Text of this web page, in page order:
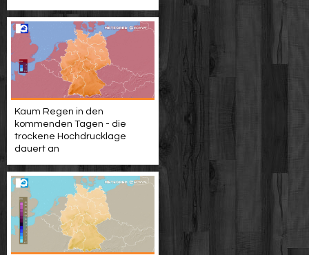
Kaum Regen in den
kommenden Tagen - die
trockene Hochdrucklage
dauert an